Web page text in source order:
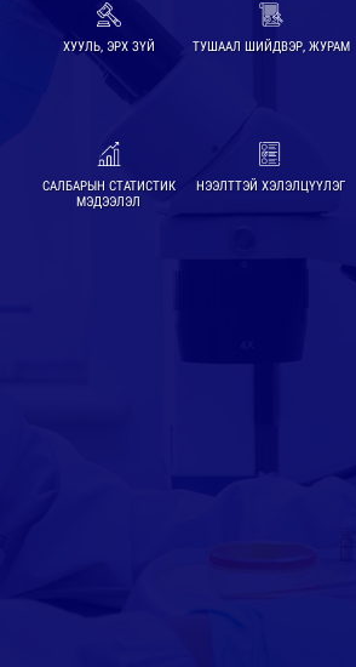
ХУУЛЬ, ЭРХ ЗҮЙ ТУШААЛ ШИЙДВЭР, ЖУРАМ
САЛБАРЫН СТАТИСТИК
МЭДЭЭЛЭЛ
НЭЭЛТТЭЙ ХЭЛЭЛЦҮҮЛЭГ